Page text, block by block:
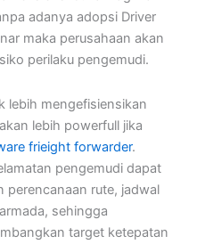
adanya adopsi Driver
maka perusahaan akan
perilaku pengemudi.
lebih mengefisiensikan
lebih powerfull jika
frieight forwarder.
pengemudi dapat
perencanaan rute, jadwal
sehingga
target ketepatan